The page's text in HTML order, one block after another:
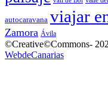
autocaravana viajar
Zamora Ávila
©Creative©Commons-
WebdeCanarias